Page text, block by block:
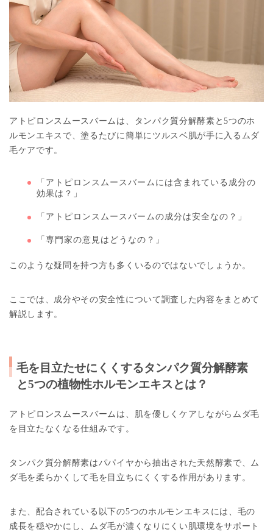
アトピロンスムースバームは、タンパク質分解酵素と5つのホ
ルモンエキスで、塗るたびに簡単にツルスベ肌が手に入るムダ
毛ケアです。
「アトピロンスムースバームには含まれている成分の
効果は？」
「アトピロンスムースバームの成分は安全なの？」
「専門家の意見はどうなの？」
このような疑問を持つ方も多くいるのではないでしょうか。
ここでは、成分やその安全性について調査した内容をまとめて
解説します。
毛を目立たせにくくするタンパク質分解酵素
と5つの植物性ホルモンエキスとは？
アトピロンスムースバームは、肌を優しくケアしながらムダ毛
を目立たなくなる仕組みです。
タンパク質分解酵素はパパイヤから抽出された天然酵素で、ム
ダ毛を柔らかくして毛を目立ちにくくする作用があります。
また、配合されている以下の5つのホルモンエキスには、毛の
成長を穏やかにし、ムダ毛が濃くなりにくい肌環境をサポート